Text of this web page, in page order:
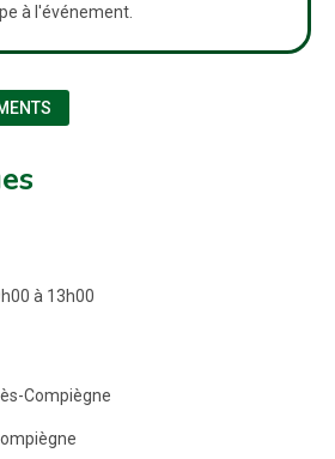
à l'événement.
à 13h00
Compiègne